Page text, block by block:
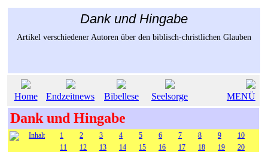
Dank und Hingabe
Artikel verschiedener Autoren über den biblisch-christlichen Glauben
Home Endzeitnews Bibellese Seelsorge MENÜ
Dank und Hingabe
Inhalt 1 2 3 4 5 6 7 8 9
10
11
12 13 14 15 16 17 18 19
20